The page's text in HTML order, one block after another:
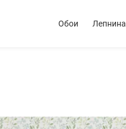
Обои Лепнина